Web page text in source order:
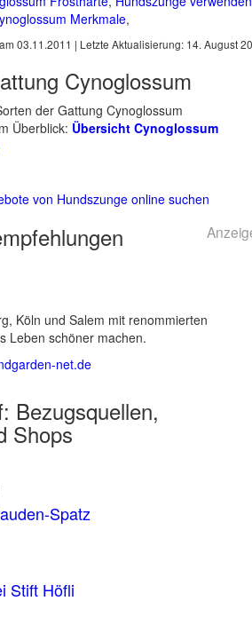
Merkmale,
03.11.2011 | Letzte Aktualisierung: 14. August
Cynoglossum
der Gattung Cynoglossum
Überblick: Übersicht Cynoglossum
von Hundszunge online suchen
Köln und Salem mit renommierten
Leben schöner machen.
net.de
Bezugsquellen,
Shops
Spatz
Stift Höfli